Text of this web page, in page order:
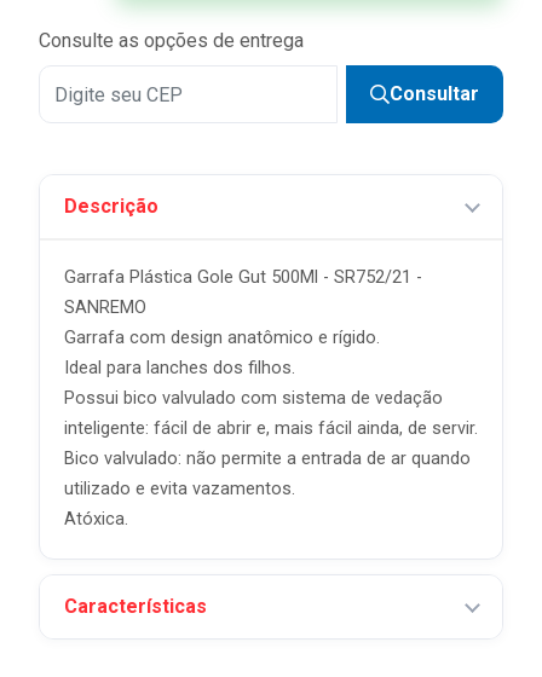
Consulte as opções de entrega
Consultar
Descrição
Garrafa Plástica Gole Gut 500Ml - SR752/21 -
SANREMO
Garrafa com design anatômico e rígido.
Ideal para lanches dos filhos.
Possui bico valvulado com sistema de vedação
inteligente: fácil de abrir e, mais fácil ainda, de servir.
Bico valvulado: não permite a entrada de ar quando
utilizado e evita vazamentos.
Atóxica.
Características